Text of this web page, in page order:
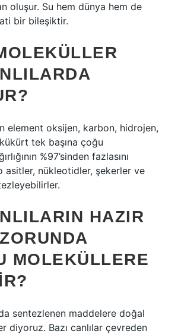
oluşur. Su hem dünya hem de
bir bileşiktir.
element oksijen, karbon, hidrojen,
tek başına çoğu
%97’sinden fazlasını
asitler, nükleotidler, şekerler ve
HAZIR
MOLEKÜLLERE
sentezlenen maddelere doğal
diyoruz. Bazı canlılar çevreden